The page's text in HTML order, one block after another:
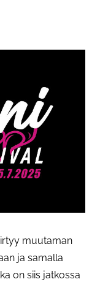
muutaman
ja samalla
on siis jatkossa